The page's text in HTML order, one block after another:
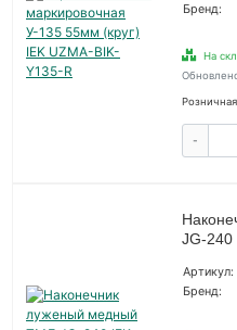
Бренд:
На
-
JG-240
Артикул:
Бренд: